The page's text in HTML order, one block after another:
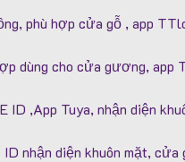
phù hợp cửa gỗ , app
dùng cho cửa gương, app
ID ,App Tuya, nhận diện
ID nhận diện khuôn mặt, cửa